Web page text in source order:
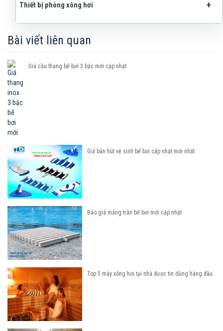
Thiết bị phòng xông hơi
Bài viết liên quan
Giá cầu thang bể bơi 3 bậc mới cập nhật
Giá bàn hút vệ sinh bể bơi cấp nhật mới nhất
Báo giá máng tràn bể bơi mới cập nhật
Top 5 máy xông hơi tại nhà được tin dùng hàng đầu